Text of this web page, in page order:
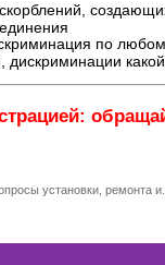
по любому
установки, ремонта